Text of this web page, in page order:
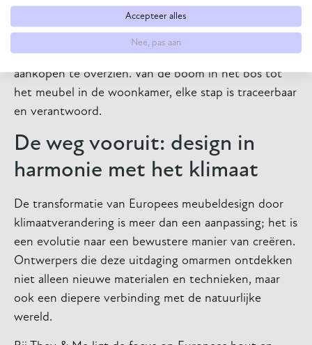
eindproduct.
De transparantie van korte ketens stelt
consumenten in staat de volledige impact van hun
aankopen te overzien. Van de boom in het bos tot
het meubel in de woonkamer, elke stap is traceerbaar
en verantwoord.
De weg vooruit: design in
harmonie met het klimaat
De transformatie van Europees meubeldesign door
klimaatverandering is meer dan een aanpassing; het is
een evolutie naar een bewustere manier van creëren.
Ontwerpers die deze uitdaging omarmen ontdekken
niet alleen nieuwe materialen en technieken, maar
ook een diepere verbinding met de natuurlijke
wereld.
Accepteer alles
Nee, pas aan